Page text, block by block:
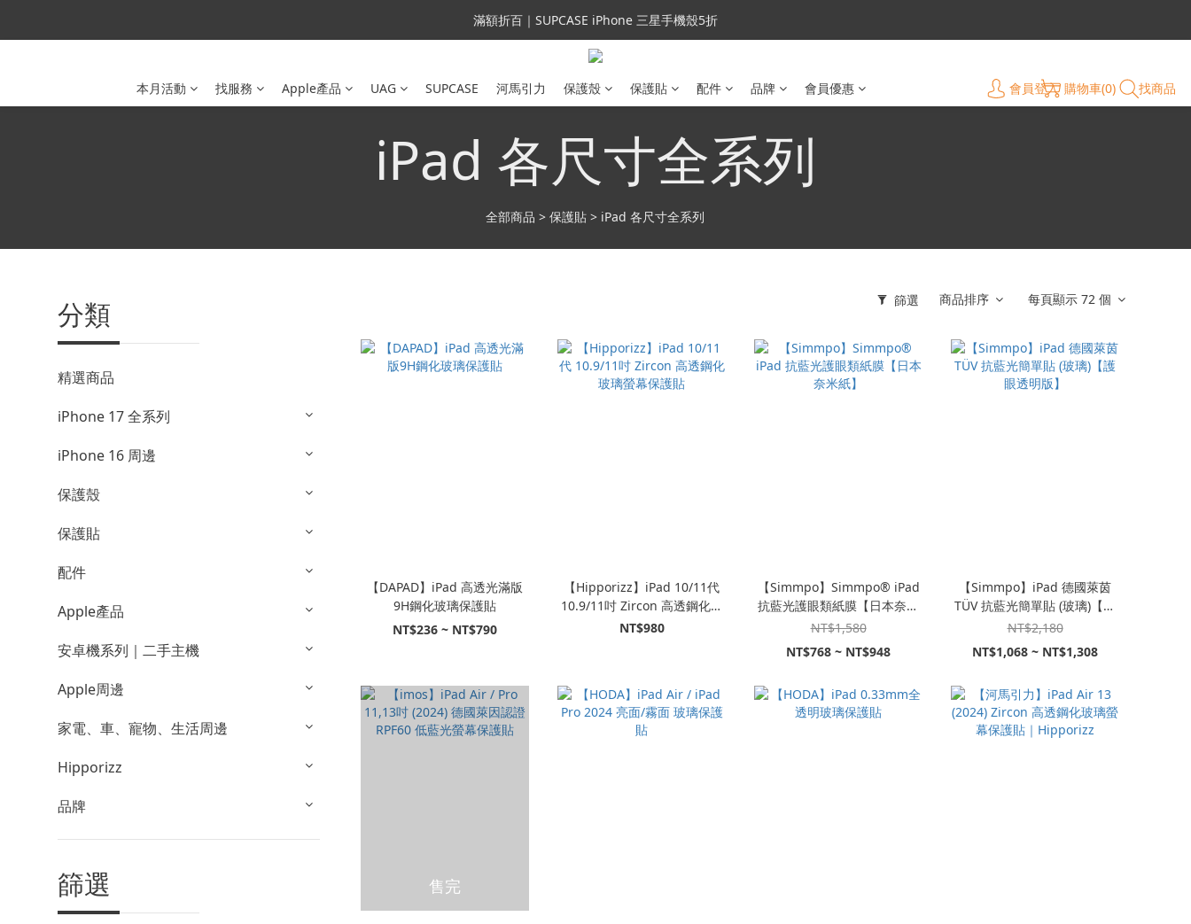
會員699免運｜父親節禮手機殼5折、行動電源66折
滿額折百｜SUPCASE iPhone 三星手機殼5折
會員699免運｜父親節禮手機殼5折、行動電源66折
本月活動
找服務 Apple產品 UAG SUPCASE 河馬引力 保護殼 保護貼 配件 品牌 會員優惠 會員登入 購物車(0) 找商品
iPad 各尺寸全系列
全部商品 >保護貼 > iPad 各尺寸全系列
分類
精選商品
iPhone 17 全系列
iPhone 16 周邊
保護殼
保護貼
配件
Apple產品
安卓機系列｜二手主機
Apple周邊
家電、車、寵物、生活周邊
Hipporizz
品牌
篩選
篩選 商品排序 每頁顯示 72 個
【DAPAD】iPad 高透光滿版
9H鋼化玻璃保護貼
NT$236 ~ NT$790
【Hipporizz】iPad 10/11代
10.9/11吋 Zircon 高透鋼化玻
璃螢幕保護貼
NT$980
【Simmpo】Simmpo® iPad
抗藍光護眼類紙膜【日本奈米
紙】
NT$1,580
NT$768 ~ NT$948
【Simmpo】iPad 德國萊茵
TÜV 抗藍光簡單貼 (玻璃)【護
眼透明版】
NT$2,180
NT$1,068 ~ NT$1,308
售完